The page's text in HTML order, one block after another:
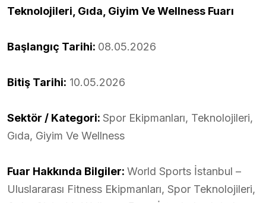
Teknolojileri, Gıda, Giyim Ve Wellness Fuarı
Başlangıç Tarihi: 08.05.2026
Bitiş Tarihi: 10.05.2026
Sektör / Kategori: Spor Ekipmanları, Teknolojileri,
Gıda, Giyim Ve Wellness
Fuar Hakkında Bilgiler: World Sports İstanbul –
Uluslararası Fitness Ekipmanları, Spor Teknolojileri,